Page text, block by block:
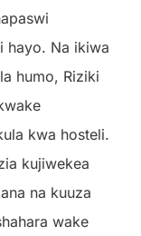
hayo. Na ikiwa
humo, Riziki
kwa hosteli.
kujiwekea
na kuuza
wake